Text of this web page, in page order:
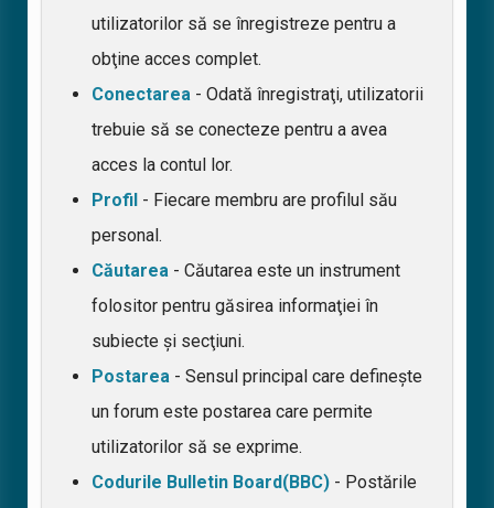
utilizatorilor să se înregistreze pentru a
obţine acces complet.
Conectarea - Odată înregistraţi, utilizatorii
trebuie să se conecteze pentru a avea
acces la contul lor.
Profil - Fiecare membru are profilul său
personal.
Căutarea - Căutarea este un instrument
folositor pentru găsirea informaţiei în
subiecte şi secţiuni.
Postarea - Sensul principal care defineşte
un forum este postarea care permite
utilizatorilor să se exprime.
Codurile Bulletin Board(BBC) - Postările